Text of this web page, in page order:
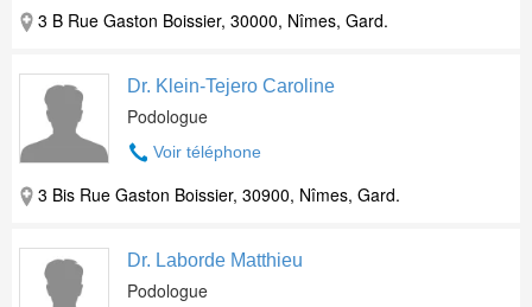
3 B Rue Gaston Boissier, 30000, Nîmes, Gard.
Dr. Klein-Tejero Caroline
Podologue
Voir téléphone
3 Bis Rue Gaston Boissier, 30900, Nîmes, Gard.
Dr. Laborde Matthieu
Podologue